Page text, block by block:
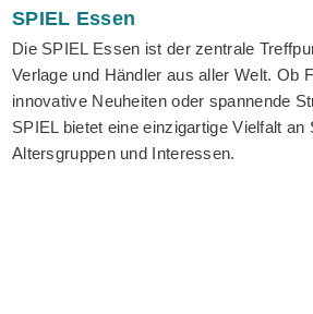
SPIEL Essen
Die SPIEL Essen ist der zentrale
Verlage und Händler aus aller Welt. Ob
innovative Neuheiten oder spannende
SPIEL bietet eine einzigartige Vielfalt an
Altersgruppen und Interessen.